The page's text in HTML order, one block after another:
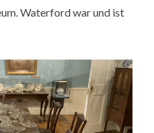
Waterford war und ist